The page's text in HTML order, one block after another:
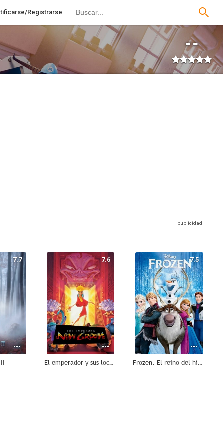
Registrarse
--
7.7 7.6
El emperador y sus locuras
7.5
Frozen. El reino del hielo